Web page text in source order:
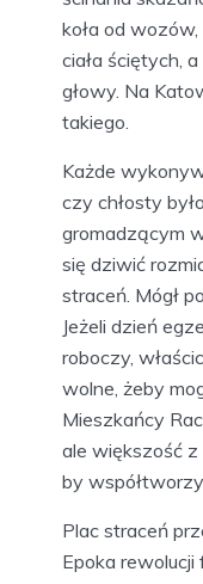
Możliwe, że
w zależności
skazańców na
Po
zmieniły się
śmierci.
a później przy
były już
rozbierać. O
czasach
na przykładzie
Zachował się
ścinania
ciała ściętych,
głowy. Na